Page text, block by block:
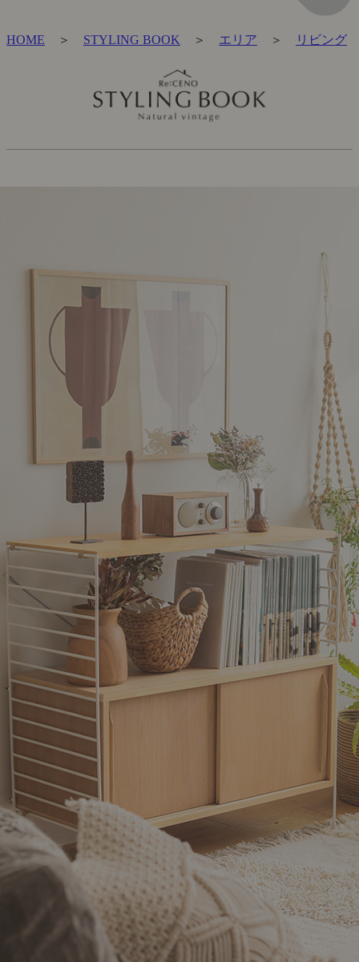
HOME ＞ STYLING BOOK ＞ エリア ＞ リビング